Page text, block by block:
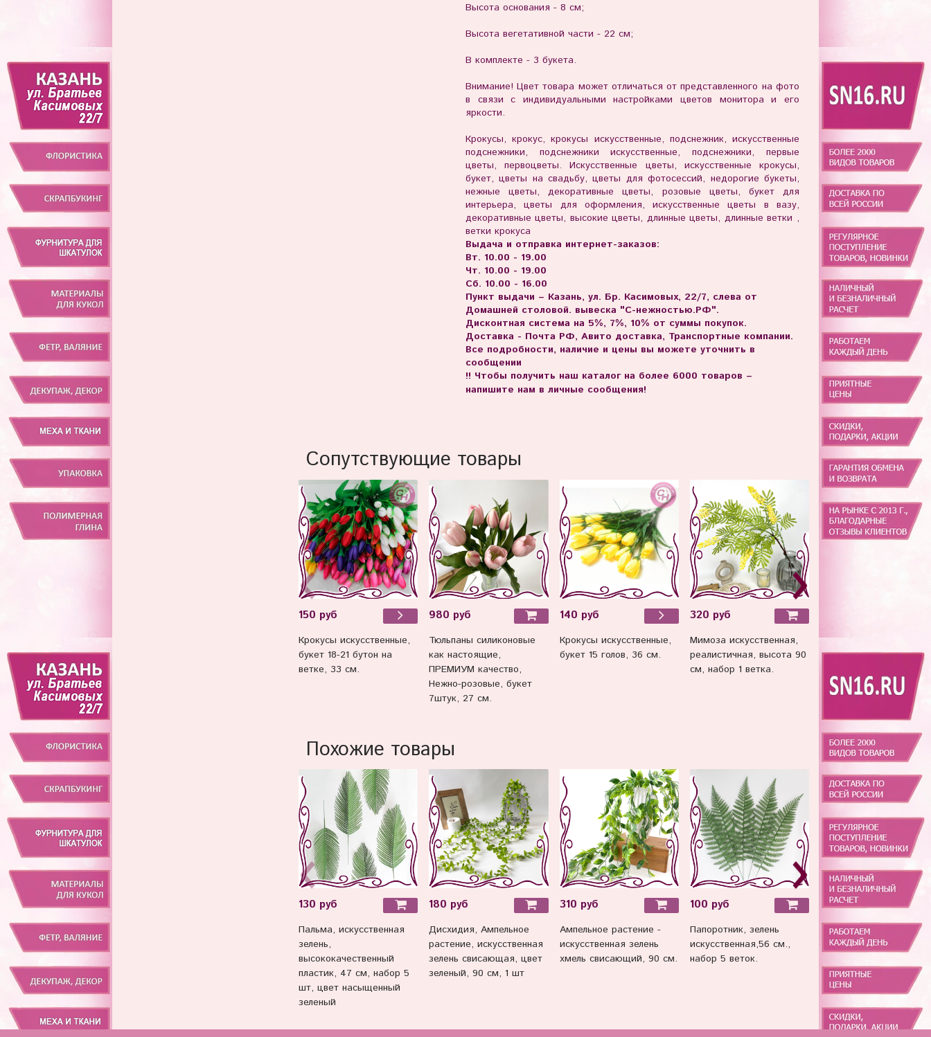
Высота основания - 8 см;
Высота вегетативной части - 22 см;
В комплекте - 3 букета.
Внимание! Цвет товара может отличаться от представленного на фото
в связи с индивидуальными настройками цветов монитора и его
яркости.
Крокусы, крокус, крокусы искусственные, подснежник, искусственные
подснежники, подснежники искусственные, подснежники, первые
цветы, первоцветы. Искусственные цветы, искусственные крокусы,
букет, цветы на свадьбу, цветы для фотосессий, недорогие букеты,
нежные цветы, декоративные цветы, розовые цветы, букет для
интерьера, цветы для оформления, искусственные цветы в вазу,
декоративные цветы, высокие цветы, длинные цветы, длинные ветки ,
ветки крокуса
Выдача и отправка интернет-заказов:
Вт. 10.00 - 19.00
Чт. 10.00 - 19.00
Сб. 10.00 - 16.00
Пункт выдачи – Казань, ул. Бр. Касимовых, 22/7, слева от
Домашней столовой. вывеска "С-нежностью.РФ".
Дисконтная система на 5%, 7%, 10% от суммы покупок.
Доставка - Почта РФ, Авито доставка, Транспортные компании.
Все подробности, наличие и цены вы можете уточнить в
сообщении
!! Чтобы получить наш каталог на более 6000 товаров –
напишите нам в личные сообщения!
Сопутствующие товары
150 руб
Крокусы искусственные,
букет 18-21 бутон на
ветке, 33 см.
980 руб
Тюльпаны силиконовые
как настоящие,
ПРЕМИУМ качество,
Нежно-розовые, букет
7штук, 27 см.
140 руб
Крокусы искусственные,
букет 15 голов, 36 см.
320 руб
Мимоза искусственная,
реалистичная, высота 90
см, набор 1 ветка.
Тюльпаны силиконовые
как настоящие,
ПРЕМИУМ, Белые,
7штук, 27 см.
Похожие товары
130 руб
Пальма, искусственная
зелень,
высококачественный
пластик, 47 см, набор 5
шт, цвет насыщенный
зеленый
180 руб
Дисхидия, Ампельное
растение, искусственная
зелень свисающая, цвет
зеленый, 90 см, 1 шт
310 руб
Ампельное растение -
искусственная зелень
хмель свисающий, 90 см.
100 руб
Папоротник, зелень
искусственная,56 см.,
набор 5 веток.
260 руб
Монстера, зелень
искусственная, 37 см.,